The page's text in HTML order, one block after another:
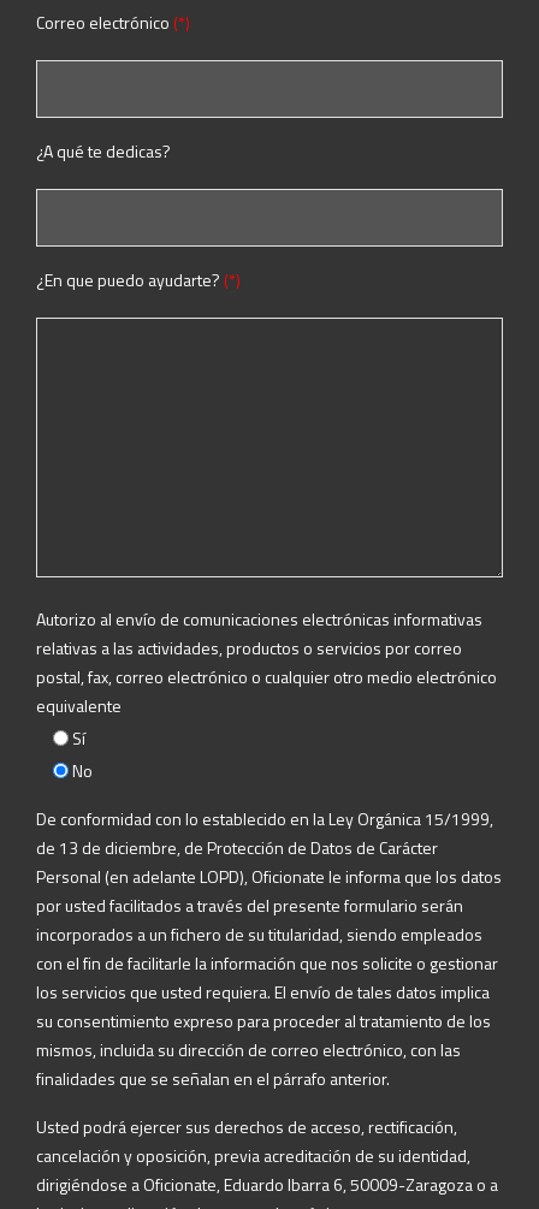
Correo electrónico (*)
¿A qué te dedicas?
¿En que puedo ayudarte? (*)
Autorizo al envío de comunicaciones electrónicas informativas
relativas a las actividades, productos o servicios por correo
postal, fax, correo electrónico o cualquier otro medio electrónico
equivalente
Sí
No
De conformidad con lo establecido en la Ley Orgánica 15/1999,
de 13 de diciembre, de Protección de Datos de Carácter
Personal (en adelante LOPD), Oficionate le informa que los datos
por usted facilitados a través del presente formulario serán
incorporados a un fichero de su titularidad, siendo empleados
con el fin de facilitarle la información que nos solicite o gestionar
los servicios que usted requiera. El envío de tales datos implica
su consentimiento expreso para proceder al tratamiento de los
mismos, incluida su dirección de correo electrónico, con las
finalidades que se señalan en el párrafo anterior.
Usted podrá ejercer sus derechos de acceso, rectificación,
cancelación y oposición, previa acreditación de su identidad,
dirigiéndose a Oficionate, Eduardo Ibarra 6, 50009-Zaragoza o a